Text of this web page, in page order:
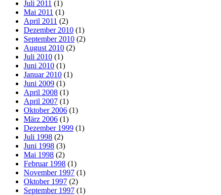
Juli 2011 (1)
Mai 2011 (1)
April 2011 (2)
Dezember 2010 (1)
September 2010 (2)
August 2010 (2)
Juli 2010 (1)
Juni 2010 (1)
Januar 2010 (1)
Juni 2009 (1)
April 2008 (1)
April 2007 (1)
Oktober 2006 (1)
März 2006 (1)
Dezember 1999 (1)
Juli 1998 (2)
Juni 1998 (3)
Mai 1998 (2)
Februar 1998 (1)
November 1997 (1)
Oktober 1997 (2)
September 1997 (1)